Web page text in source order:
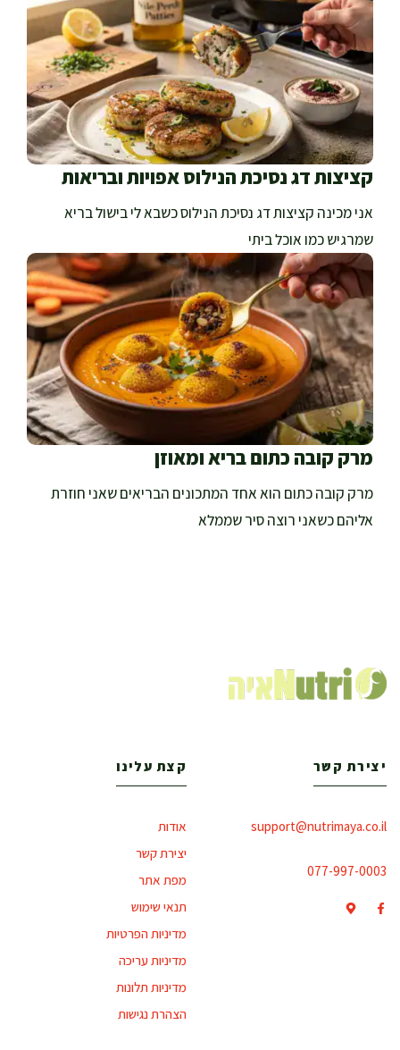
קציצות דג נסיכת הנילוס אפויות ובריאות
אני מכינה קציצות דג נסיכת הנילוס כשבא לי בישול בריא
שמרגיש כמו אוכל ביתי
מרק קובה כתום בריא ומאוזן
מרק קובה כתום הוא אחד המתכונים הבריאים שאני חוזרת
אליהם כשאני רוצה סיר שממלא
יצירת קשר
support@nutrimaya.co.il
077-997-0003
קצת עלינו
אודות
יצירת קשר
מפת אתר
תנאי שימוש
מדיניות הפרטיות
מדיניות עריכה
מדיניות תלונות
הצהרת נגישות